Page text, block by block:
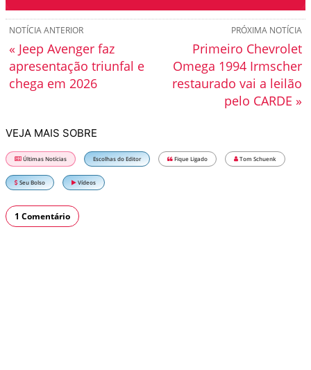
PRÓXIMA NOTÍCIA
Primeiro Chevrolet
Omega 1994 Irmscher
restaurado vai a leilão
pelo CARDE »
NOTÍCIA ANTERIOR
« Jeep Avenger faz
apresentação triunfal e
chega em 2026
VEJA MAIS SOBRE
Últimas Notícias Escolhas do Editor Fique Ligado Tom Schuenk
Seu Bolso Vídeos
1 Comentário